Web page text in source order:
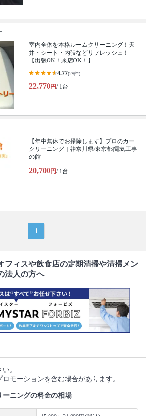
室内全体を本格ルームクリーニング！天
井・シート・内張などリフレッシュ！
【出張OK！来店OK！】
4.77(29件)
22,770円/ 1台
【年中無休でお掃除します】プロのカー
クリーニング｜神奈川県/東京都|電気工事
の館
20,700円/ 1台
1
フィスや飲食店の定期清掃や清掃メン
法人の方へ
。
モーションを含む場合があります。
ーニングの料金の相場